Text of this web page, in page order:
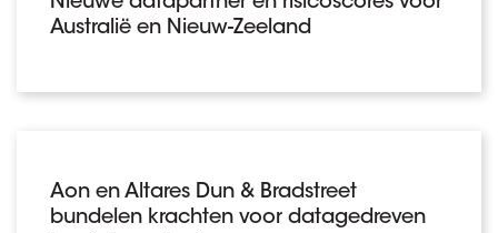
Australië en Nieuw-Zeeland
Aon en Altares Dun & Bradstreet
bundelen krachten voor datagedreven